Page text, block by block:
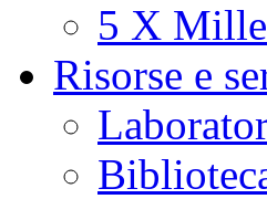
5 X
Risorse e